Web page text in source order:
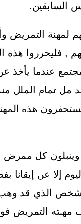
السابقين.
لمهنة التمريض
فليحرروا هذه
عندما
تمام الملل
هذه
وينبلون كل
إلا عن
الشخص الذي قد
مهنته التمريض